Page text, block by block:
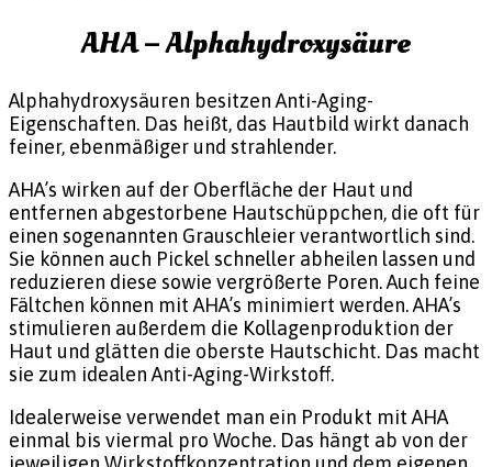
AHA – Alphahydroxysäure
Alphahydroxysäuren besitzen Anti-Aging-
Eigenschaften. Das heißt, das Hautbild wirkt danach
feiner, ebenmäßiger und strahlender.
AHA’s wirken auf der Oberfläche der Haut und
entfernen abgestorbene Hautschüppchen, die oft für
einen sogenannten Grauschleier verantwortlich sind.
Sie können auch Pickel schneller abheilen lassen und
reduzieren diese sowie vergrößerte Poren. Auch feine
Fältchen können mit AHA’s minimiert werden. AHA’s
stimulieren außerdem die Kollagenproduktion der
Haut und glätten die oberste Hautschicht. Das macht
sie zum idealen Anti-Aging-Wirkstoff.
Idealerweise verwendet man ein Produkt mit AHA
einmal bis viermal pro Woche. Das hängt ab von der